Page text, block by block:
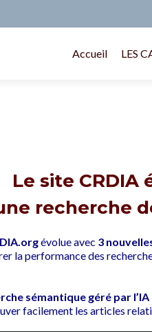
Accueil LES
Le site CRDIA
recherche
évolue avec 3
la performance des
sémantique géré par
facilement les articles